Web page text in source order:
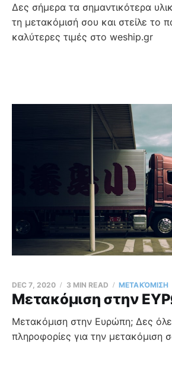
Δες σήμερα τα σημαντικότερα
τη μετακόμισή σου και στείλε το
καλύτερες τιμές στο weship.gr
Μετακόμιση στην
DEC 7, 2020 3 MIN READ ΜΕΤΑΚΌΜΙΣΗ
Μετακόμιση στην Ευρώπη; Δες
πληροφορίες για την μετακόμιση